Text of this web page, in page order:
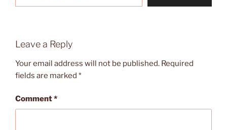
Leave a Reply
Your email address will not be published. Required
fields are marked *
Comment*